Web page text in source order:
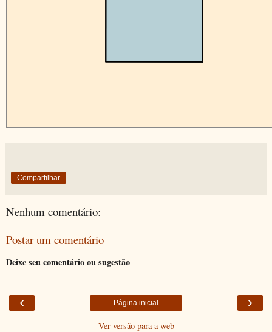
Compartilhar
Nenhum comentário:
Postar um comentário
Deixe seu comentário ou sugestão
‹ ›
Página inicial
Ver versão para a web